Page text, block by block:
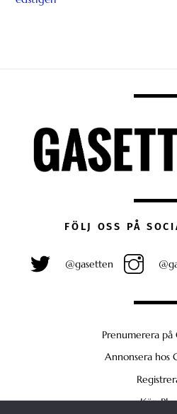
FÖLJ OSS PÅ
@gasetten
Prenumerera på
Annonsera hos
Köp Plus